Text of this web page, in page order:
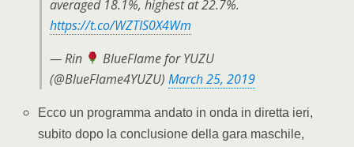
averaged 18.1%, highest at 22.7%.
https://t.co/WZTIS0X4Wm
— Rin
BlueFlame for YUZU
(@BlueFlame4YUZU) March 25, 2019
Ecco un programma andato in onda in diretta ieri,
subito dopo la conclusione della gara maschile,